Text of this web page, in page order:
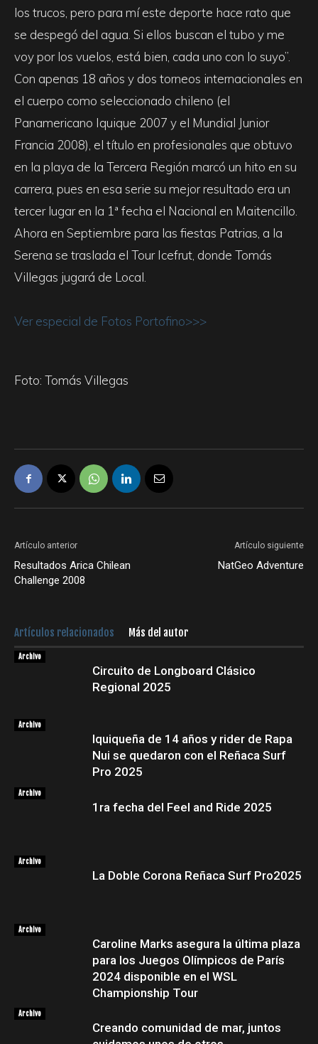
los trucos, pero para mí este deporte hace rato que
se despegó del agua. Si ellos buscan el tubo y me
voy por los vuelos, está bien, cada uno con lo suyo”.
Con apenas 18 años y dos torneos internacionales en
el cuerpo como seleccionado chileno (el
Panamericano Iquique 2007 y el Mundial Junior
Francia 2008), el título en profesionales que obtuvo
en la playa de la Tercera Región marcó un hito en su
carrera, pues en esa serie su mejor resultado era un
tercer lugar en la 1ª fecha el Nacional en Maitencillo.
Ahora en Septiembre para las fiestas Patrias, a la
Serena se traslada el Tour Icefrut, donde Tomás
Villegas jugará de Local.
Ver especial de Fotos Portofino>>>
Foto: Tomás Villegas
Artículo anterior
Resultados Arica Chilean
Challenge 2008
Artículo siguiente
NatGeo Adventure
Artículos relacionados Más del autor
Archivo
Circuito de Longboard Clásico
Regional 2025
Archivo
Iquiqueña de 14 años y rider de Rapa
Nui se quedaron con el Reñaca Surf
Pro 2025
Archivo
1ra fecha del Feel and Ride 2025
Archivo
La Doble Corona Reñaca Surf Pro2025
Archivo
Caroline Marks asegura la última plaza
para los Juegos Olímpicos de París
2024 disponible en el WSL
Championship Tour
Archivo
Creando comunidad de mar, juntos